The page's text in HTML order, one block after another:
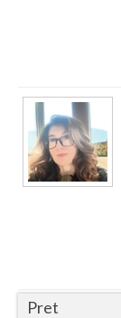
Sibiu
Suceava
Valcea
Pret